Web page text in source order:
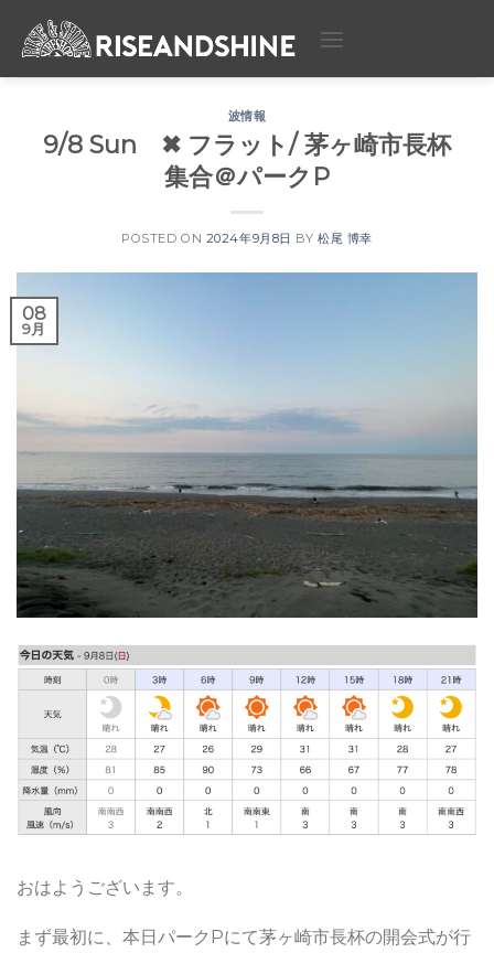
波情報
9/8 Sun ✖︎ フラット/ 茅ヶ崎市長杯
集合＠パークP
POSTED ON 2024年9月8日 BY松尾 博幸
08
9月
おはようございます。
まず最初に、本日パークPにて茅ヶ崎市長杯の開会式が行